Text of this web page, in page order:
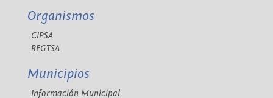
Organismos
CIPSA
REGTSA
Municipios
Información Municipal